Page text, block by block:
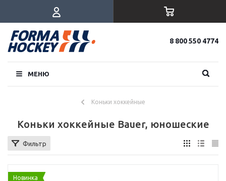
8 800 550 4774
МЕНЮ
Коньки хоккейные
Коньки хоккейные Bauer, юношеские
Фильтр
Новинка